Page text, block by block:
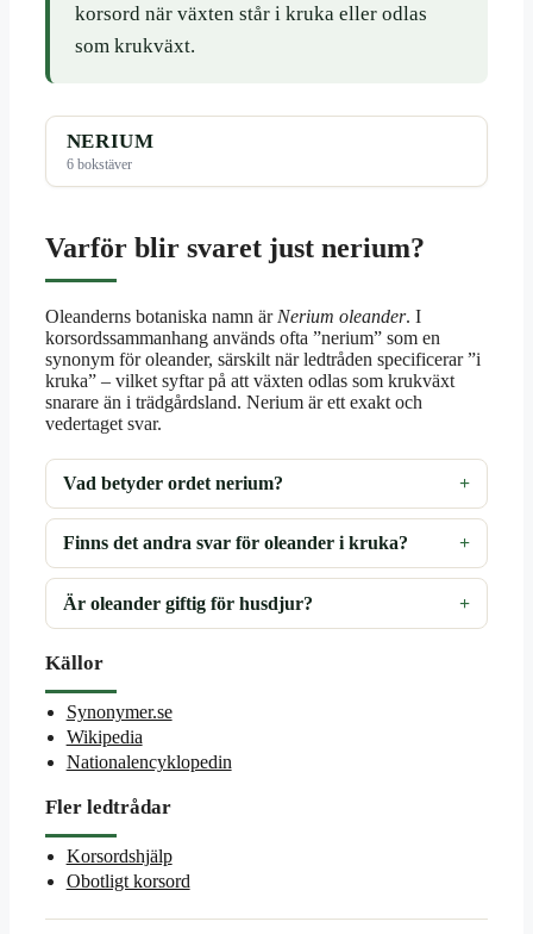
korsord när växten står i kruka eller odlas
som krukväxt.
NERIUM
6 bokstäver
Varför blir svaret just nerium?
Oleanderns botaniska namn är Nerium oleander. I
korsordssammanhang används ofta ”nerium” som en
synonym för oleander, särskilt när ledtråden specificerar ”i
kruka” – vilket syftar på att växten odlas som krukväxt
snarare än i trädgårdsland. Nerium är ett exakt och
vedertaget svar.
Vad betyder ordet nerium?
Finns det andra svar för oleander i kruka?
Är oleander giftig för husdjur?
Källor
Synonymer.se
Wikipedia
Nationalencyklopedin
Fler ledtrådar
Korsordshjälp
Obotligt korsord